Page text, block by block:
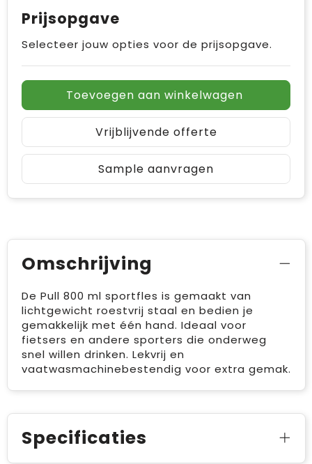
Prijsopgave
Selecteer jouw opties voor de prijsopgave.
Toevoegen aan winkelwagen
Vrijblijvende offerte
Sample aanvragen
Omschrijving
De Pull 800 ml sportfles is gemaakt van
lichtgewicht roestvrij staal en bedien je
gemakkelijk met één hand. Ideaal voor
fietsers en andere sporters die onderweg
snel willen drinken. Lekvrij en
vaatwasmachinebestendig voor extra gemak.
Specificaties